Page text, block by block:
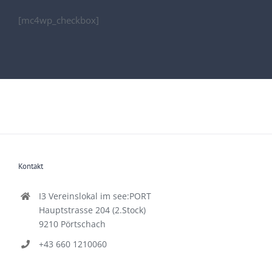
[mc4wp_checkbox]
Kontakt
I3 Vereinslokal im see:PORT
Hauptstrasse 204 (2.Stock)
9210 Pörtschach
+43 660 1210060